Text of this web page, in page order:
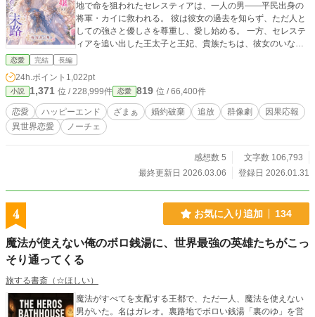
地で命を狙われたセレスティアは、一人の男――平民出身の
将軍・カイに救われる。 彼は彼女の過去を知らず、ただ人と
しての強さと優しさを尊重し、愛し始める。 一方、セレステ
ィアを追い出した王太子と王妃、貴族たちは、彼女のいない
国を操ることに失敗し、ゆっくりと、だが確実に滅びへの道
愛と幸せな居場所の物語。 そして彼女を捨てた者たちが辿
る、因果応報の末路の話である。
恋愛 完結 長編
24h.ポイント 1,022pt
小説 1,371 位 / 228,999件 恋愛 819 位 / 66,400件
恋愛 ハッピーエンド ざまぁ 婚約破棄 追放 群像劇
因果応報
異世界恋愛
ノーチェ
感想数 5
文字数 106,793
最終更新日 2026.03.06
登録日 2026.01.31
4 お気に入り追加 134
魔法が使えない俺のボロ銭湯に、世界最強の英雄たちがこっ
そり通ってくる
旅する書斎（☆ほしい）
魔法がすべてを支配する王都で、ただ一人、魔法を使えない
男がいた。名はガレオ。裏路地でボロい銭湯「裏のゆ」を営